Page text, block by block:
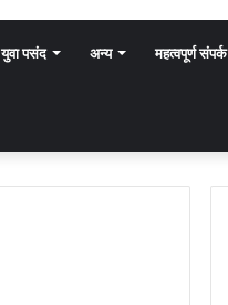
युवा पसंद अन्य महत्वपूर्ण संपर्क